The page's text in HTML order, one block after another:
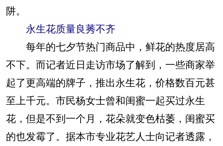
阱。
永生花质量良莠不齐
每年的七夕节热门商品中，鲜花的热度居高
不下。而记者近日走访市场了解到，一些商家举
起了更高端的牌子，推出永生花，价格数百元甚
至上千元。市民杨女士曾和闺蜜一起买过永生
花，但是不到一个月，花朵就变色枯萎，闺蜜买
的也发霉了。据本市专业花艺人士向记者透露，